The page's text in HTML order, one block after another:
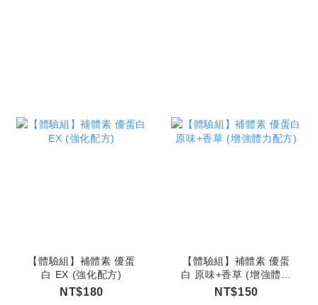
【體驗組】補體素 優蛋
白 EX (強化配方)
NT$180
【體驗組】補體素 優蛋
白 原味+香草 (增強體力
配方)
NT$150